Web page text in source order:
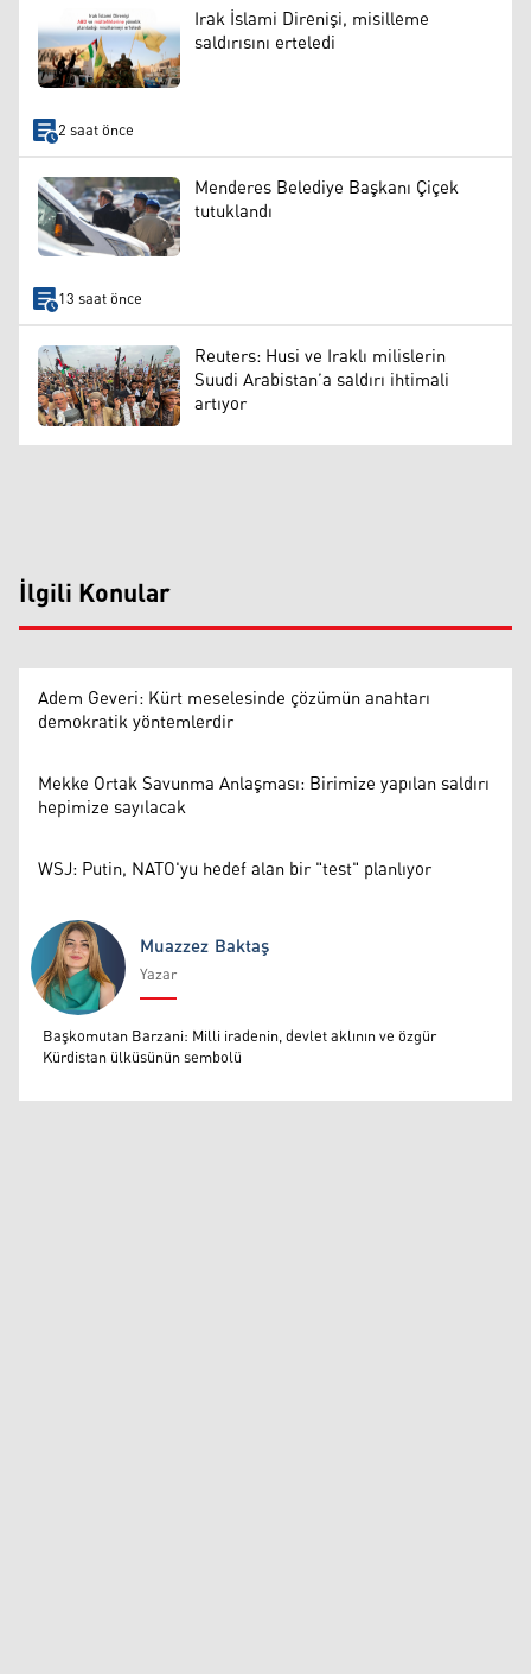
Irak İslami Direnişi, misilleme
saldırısını erteledi
2 saat önce
Menderes Belediye Başkanı Çiçek
tutuklandı
13 saat önce
Reuters: Husi ve Iraklı milislerin
Suudi Arabistan’a saldırı ihtimali
artıyor
İlgili Konular
Adem Geveri: Kürt meselesinde çözümün anahtarı
demokratik yöntemlerdir
Mekke Ortak Savunma Anlaşması: Birimize yapılan saldırı
hepimize sayılacak
WSJ: Putin, NATO'yu hedef alan bir "test" planlıyor
Muazzez Baktaş
Muazzez Baktaş
Yazar
Başkomutan Barzani: Milli iradenin, devlet aklının ve özgür
Kürdistan ülküsünün sembolü